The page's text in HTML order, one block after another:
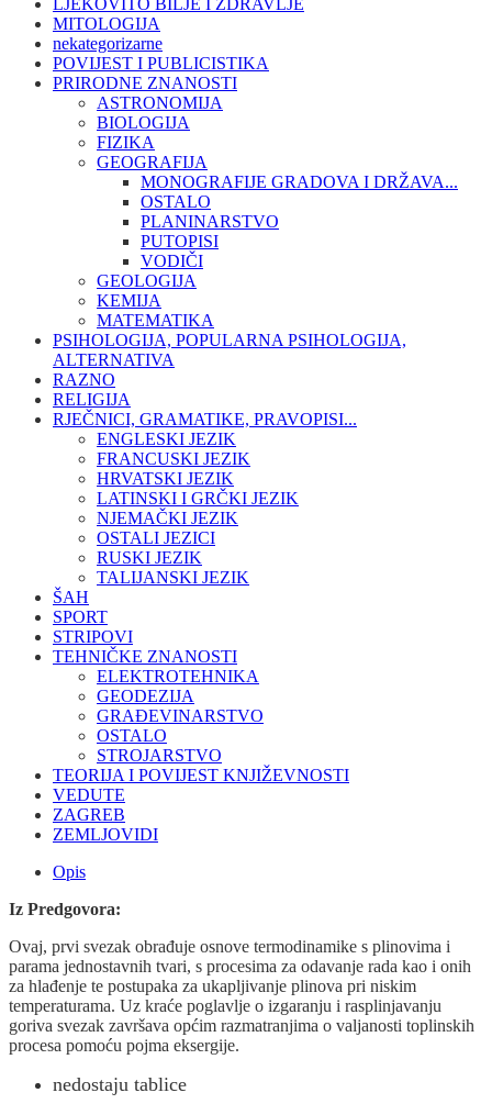
LJEKOVITO BILJE I ZDRAVLJE
MITOLOGIJA
nekategorizarne
POVIJEST I PUBLICISTIKA
PRIRODNE ZNANOSTI
ASTRONOMIJA
BIOLOGIJA
FIZIKA
GEOGRAFIJA
MONOGRAFIJE GRADOVA I DRŽAVA...
OSTALO
PLANINARSTVO
PUTOPISI
VODIČI
GEOLOGIJA
KEMIJA
MATEMATIKA
PSIHOLOGIJA, POPULARNA PSIHOLOGIJA,
ALTERNATIVA
RAZNO
RELIGIJA
RJEČNICI, GRAMATIKE, PRAVOPISI...
ENGLESKI JEZIK
FRANCUSKI JEZIK
HRVATSKI JEZIK
LATINSKI I GRČKI JEZIK
NJEMAČKI JEZIK
OSTALI JEZICI
RUSKI JEZIK
TALIJANSKI JEZIK
ŠAH
SPORT
STRIPOVI
TEHNIČKE ZNANOSTI
ELEKTROTEHNIKA
GEODEZIJA
GRAĐEVINARSTVO
OSTALO
STROJARSTVO
TEORIJA I POVIJEST KNJIŽEVNOSTI
VEDUTE
ZAGREB
ZEMLJOVIDI
Opis
Iz Predgovora:
Ovaj, prvi svezak obrađuje osnove termodinamike s plinovima i
parama jednostavnih tvari, s procesima za odavanje rada kao i onih
za hlađenje te postupaka za ukapljivanje plinova pri niskim
temperaturama. Uz kraće poglavlje o izgaranju i rasplinjavanju
goriva svezak završava općim razmatranjima o valjanosti toplinskih
procesa pomoću pojma eksergije.
nedostaju tablice